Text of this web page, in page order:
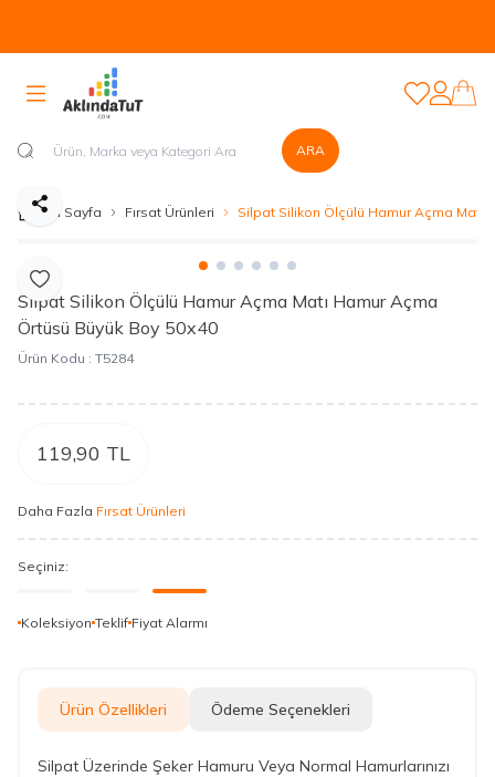
ARA
Hesabım
Favorilerim
Ana Sayfa Fırsat Ürünleri Silpat Silikon Ölçülü Hamur Açma Matı
Favoriye Ekle
Paylaş
Silpat Silikon Ölçülü Hamur Açma Matı Hamur Açma
Örtüsü Büyük Boy 50x40
Ürün Kodu : T5284
119,90 TL
Daha Fazla Fırsat Ürünleri
Seçiniz:
Koleksiyon Teklif Fiyat Alarmı
Ürün Özellikleri Ödeme Seçenekleri
Silpat Üzerinde Şeker Hamuru Veya Normal Hamurlarınızı